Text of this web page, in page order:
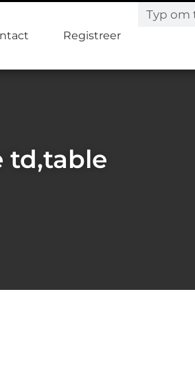
Registreer
td,table